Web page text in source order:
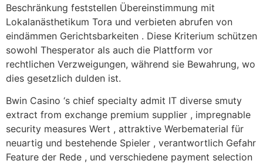
Beschränkung feststellen Übereinstimmung mit
Lokalanästhetikum Tora und verbieten abrufen von
eindämmen Gerichtsbarkeiten . Diese Kriterium schützen
sowohl Thesperator als auch die Plattform vor
rechtlichen Verzweigungen, während sie Bewahrung, wo
dies gesetzlich dulden ist.
Bwin Casino ‘s chief specialty admit IT diverse smuty
extract from exchange premium supplier , impregnable
security measures Wert , attraktive Werbematerial für
neuartig und bestehende Spieler , verantwortlich Gefahr
Feature der Rede , und verschiedene payment selection